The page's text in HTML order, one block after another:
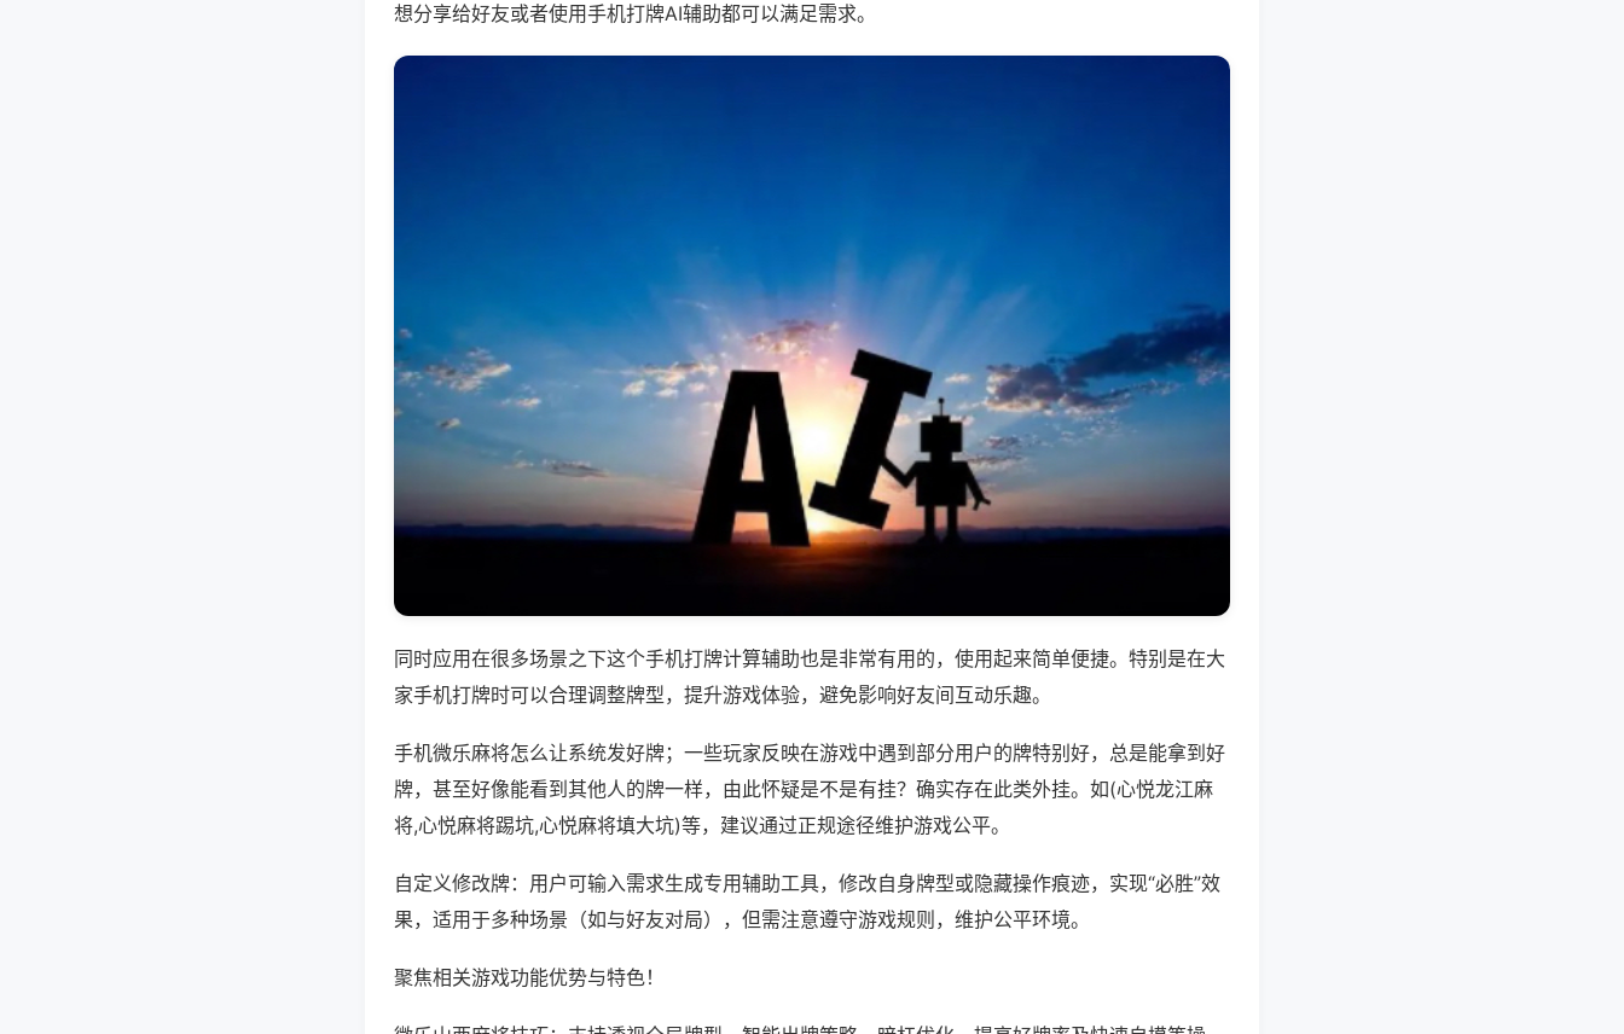
想分享给好友或者使用手机打牌AI辅助都可以满足需求。
同时应用在很多场景之下这个手机打牌计算辅助也是非常有用的，使用起来简单便捷。特别是在大
家手机打牌时可以合理调整牌型，提升游戏体验，避免影响好友间互动乐趣。
手机微乐麻将怎么让系统发好牌；一些玩家反映在游戏中遇到部分用户的牌特别好，总是能拿到好
牌，甚至好像能看到其他人的牌一样，由此怀疑是不是有挂？确实存在此类外挂。如(心悦龙江麻
将,心悦麻将踢坑,心悦麻将填大坑)等，建议通过正规途径维护游戏公平。
自定义修改牌：用户可输入需求生成专用辅助工具，修改自身牌型或隐藏操作痕迹，实现“必胜”效
果，适用于多种场景（如与好友对局），但需注意遵守游戏规则，维护公平环境。
聚焦相关游戏功能优势与特色！